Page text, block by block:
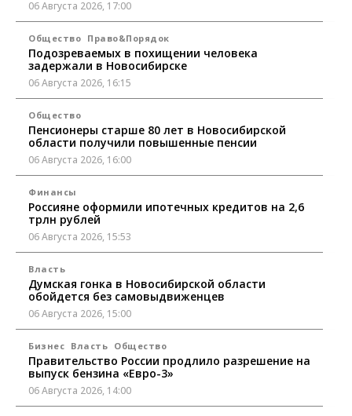
06 Августа 2026, 17:00
Общество Право&Порядок
Подозреваемых в похищении человека
задержали в Новосибирске
06 Августа 2026, 16:15
Общество
Пенсионеры старше 80 лет в Новосибирской
области получили повышенные пенсии
06 Августа 2026, 16:00
Финансы
Россияне оформили ипотечных кредитов на 2,6
трлн рублей
06 Августа 2026, 15:53
Власть
Думская гонка в Новосибирской области
обойдется без самовыдвиженцев
06 Августа 2026, 15:00
Бизнес Власть Общество
Правительство России продлило разрешение на
выпуск бензина «Евро-3»
06 Августа 2026, 14:00